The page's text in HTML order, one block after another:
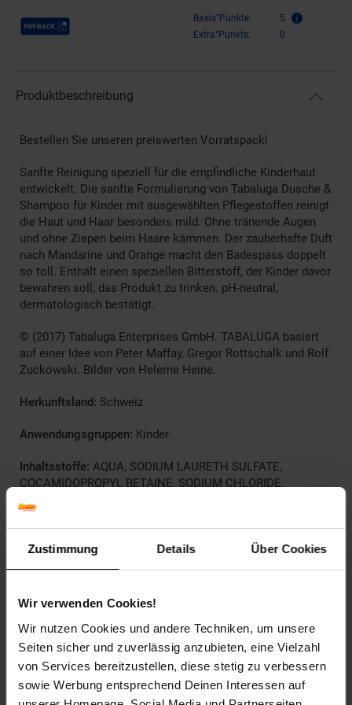
Zustimmung Details Über Cookies
Wir verwenden Cookies!
Wir nutzen Cookies und andere Techniken, um unsere
Seiten sicher und zuverlässig anzubieten, eine Vielzahl
von Services bereitzustellen, diese stetig zu verbessern
sowie Werbung entsprechend Deinen Interessen auf
Payback Punkte Basis°Punkte:
5
Extra°Punkte:
0
Produktbeschreibung
Bestellen Sie unseren preiswerten Vorratspack!
Sanfte Reinigung speziell für die empfindliche Kinderhaut
entwickelt. Die sanfte Formulierung von Tabaluga Dusche &
Shampoo für Kinder mit ausgewählten Pflegestoffen reinigt
die Haut und Haar besonders mild. Ohne tränende Augen
und ohne Ziepen beim Haare kämmen. Der zauberhafte Duft
nach Mandarine und Orange macht den Badespass doppelt
so toll. Enthält einen speziellen Bitterstoff, der Kinder davor
bewahren soll, das Produkt zu trinken. pH-neutral,
dermatologisch bestätigt.
© (2017) Tabaluga Enterprises GmbH. TABALUGA basiert
auf einer Idee von Peter Maffay, Gregor Rottschalk und Rolf
Zuckowski. Bilder von Heleme Heine.
Herkunftsland: Schweiz
Anwendungsgruppen: Kinder
Inhaltsstoffe: AQUA, SODIUM LAURETH SULFATE,
COCAMIDOPROPYL BETAINE, SODIUM CHLORIDE,
GLUTAMATE, GLYCERYL OLEATE, PANTHENOL,
HYDROLYZED WHEAT PROTEIN, POLYQUATERNIUM- 10,
CITRIC ACID, STYRENE/ACRYLATES COPOLYMER,
TOCOPHEROL, PARFUM, SODIUM BENZOATE
Artikelnummer: 2154461000
EAN: 4311596656554
Artikel gehört zur Kategorie:Haut- & Körperpflege